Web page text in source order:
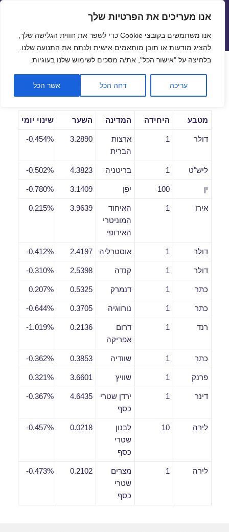
פתח
אנו מעריכים את הפרטיות שלך
אנו משתמשים בקובצי Cookie כדי לשפר את חווית הגלישה שלך,
להציג מודעות או תוכן מותאמים אישית ולנתח את התנועה שלנו.
בלחיצה על "אישור הכל", את/ה מסכים לשימוש שלנו בעוגיות.
עריכה דחה הכל אשר הכל
שערי חליפין יציגים – שער יציג
תפריטים
ווידג'טים
שערי חליפין יומיים לתאריך
02/12/2020
מטבע היחידה המדינה השער שינוי יומי
דולר 1
ארצות
הברית
3.2890
0.454%-
ליש"ט 1 בריטניה 4.3823
0.502%-
ין 100 יפן 3.1409
0.780%-
אירו 1
האיחוד
המוניטרי
האירופי
3.9639
0.215%
דולר 1 אוסטרליה 2.4197
0.412%-
דולר 1 קנדה 2.5398
0.310%-
כתר 1 דנמרק 0.5325
0.207%
כתר 1 נורווגיה 0.3705
0.644%-
רנד 1
דרום
אפריקה
0.2136
1.019%-
כתר 1 שוודיה 0.3853
0.362%-
פרנק 1 שוויץ 3.6601
0.321%
דינר 1
ירדן שטרי
כסף
4.6435
0.367%-
לירה 10
לבנון
שטרי
כסף
0.0218
0.457%-
לירה 1
מצרים
שטרי
כסף
0.2102
0.473%-